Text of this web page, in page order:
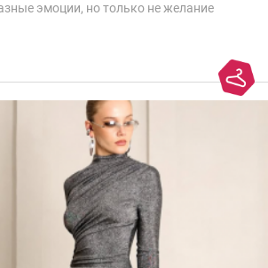
эмоции, но только не желание